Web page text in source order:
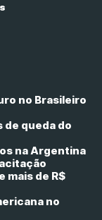
no Brasileiro
de queda do
na Argentina
mais de R$
no